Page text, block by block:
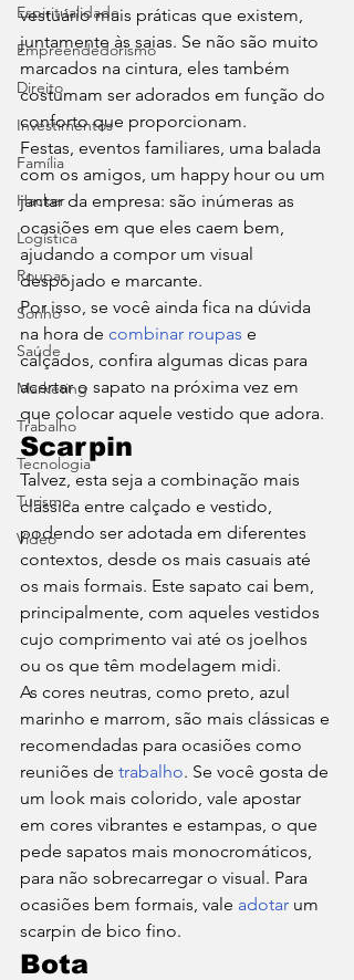
Espiritualidade
Empreendedorismo
Direito
Investimentos
Família
Hacker
Logística
Roupas
Sonho
Saúde
Marketing
Trabalho
Tecnologia
Turismo
Video
vestuário mais práticas que existem,
juntamente às saias. Se não são muito
marcados na cintura, eles também
costumam ser adorados em função do
conforto que proporcionam.
Festas, eventos familiares, uma balada
com os amigos, um happy hour ou um
jantar da empresa: são inúmeras as
ocasiões em que eles caem bem,
ajudando a compor um visual
despojado e marcante.
Por isso, se você ainda fica na dúvida
na hora de combinar roupas e
calçados, confira algumas dicas para
acertar o sapato na próxima vez em
que colocar aquele vestido que adora.
Scarpin
Talvez, esta seja a combinação mais
clássica entre calçado e vestido,
podendo ser adotada em diferentes
contextos, desde os mais casuais até
os mais formais. Este sapato cai bem,
principalmente, com aqueles vestidos
cujo comprimento vai até os joelhos
ou os que têm modelagem midi.
As cores neutras, como preto, azul
marinho e marrom, são mais clássicas e
recomendadas para ocasiões como
reuniões de trabalho. Se você gosta de
um look mais colorido, vale apostar
em cores vibrantes e estampas, o que
pede sapatos mais monocromáticos,
para não sobrecarregar o visual. Para
ocasiões bem formais, vale adotar um
scarpin de bico fino.
Bota